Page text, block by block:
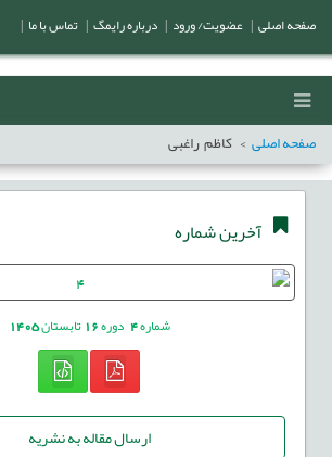
صفحه اصلی کاظم راغبی
آخرین شماره
شماره4 دوره16تابستان1405
ارسال مقاله به نشریه
صفحه اصلی عضویت/ ورود درباره رایمگ تماس با ما